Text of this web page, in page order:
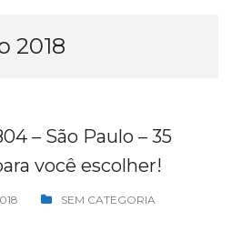
2018
– São Paulo – 35
você escolher!
SEM CATEGORIA